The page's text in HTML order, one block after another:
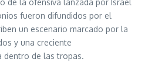
de la ofensiva lanzada por Israel
fueron difundidos por el
un escenario marcado por la
y una creciente
dentro de las tropas.